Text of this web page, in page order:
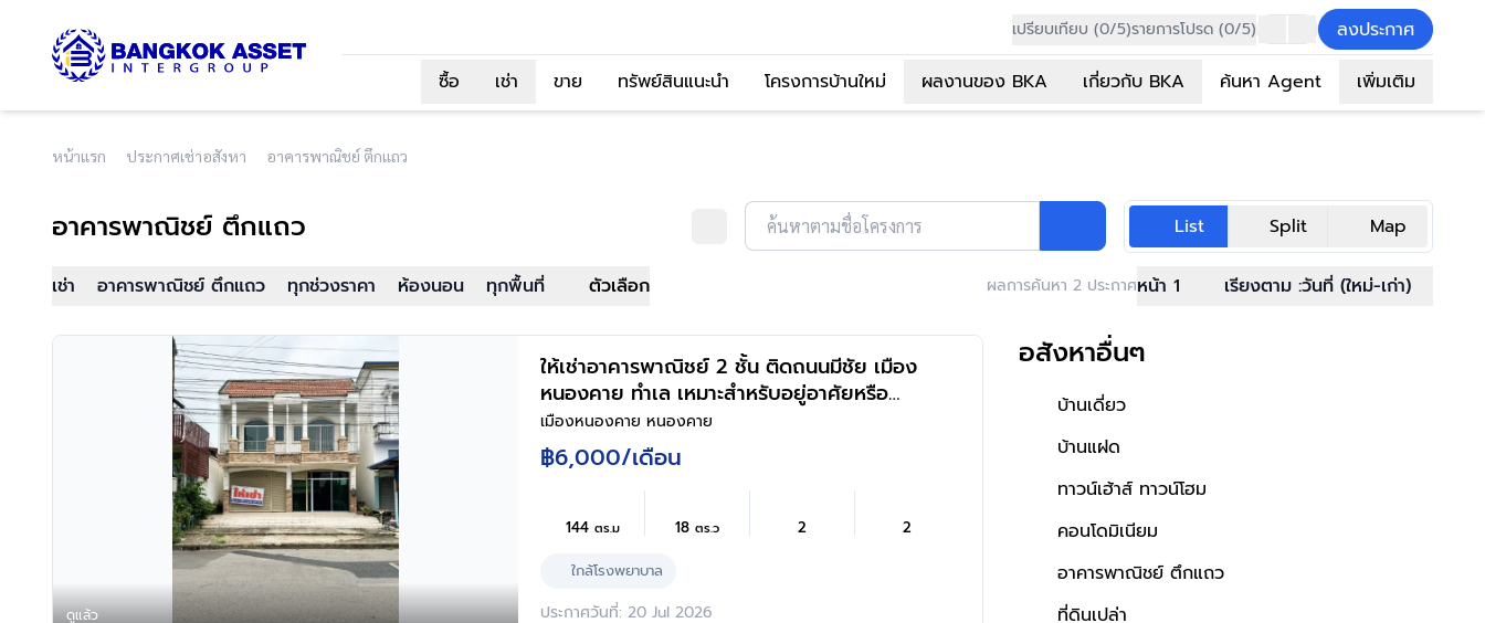
เปรียบเทียบ (0/5)รายการโปรด (0/5)
ลงประกาศ
ซื้อ
เช่า ขาย ทรัพย์สินแนะนำ โครงการบ้านใหม่ ผลงานของ BKA เกี่ยวกับ BKA ค้นหา Agent เพิ่มเติม
หน้าแรก ประกาศเช่าอสังหา อาคารพาณิชย์ ตึกแถว
อาคารพาณิชย์ ตึกแถว ค้นหาตามชื่อโครงการ List Split Map
เช่า อาคารพาณิชย์ ตึกแถว ทุกช่วงราคา ห้องนอน ทุกพื้นที่ ตัวเลือก ผลการค้นหา 2 ประกาศหน้า 1 เรียงตาม :วันที่ (ใหม่-เก่า)
ดูแล้ว
ให้เช่าอาคารพาณิชย์ 2 ชั้น ติดถนนมีชัย เมือง
หนองคาย ทำเล เหมาะสำหรับอยู่อาศัยหรือทำ
ธุรกิจ
เมืองหนองคาย หนองคาย
฿6,000/เดือน
144 ตร.ม 18ตร.ว 2 2
ใกล้โรงพยาบาล
ประกาศวันที่: 20 Jul 2026
อสังหาอื่นๆ
บ้านเดี่ยว
บ้านแฝด
ทาวน์เฮ้าส์ ทาวน์โฮม
คอนโดมิเนียม
อาคารพาณิชย์ ตึกแถว
ที่ดินเปล่า